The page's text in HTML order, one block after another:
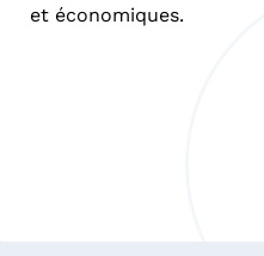
et économiques.